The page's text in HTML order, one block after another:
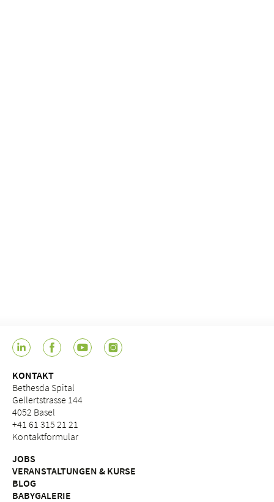
KONTAKT
Bethesda Spital
Gellertstrasse 144
4052 Basel
+41 61 315 21 21
Kontaktformular
JOBS
VERANSTALTUNGEN & KURSE
BLOG
BABYGALERIE